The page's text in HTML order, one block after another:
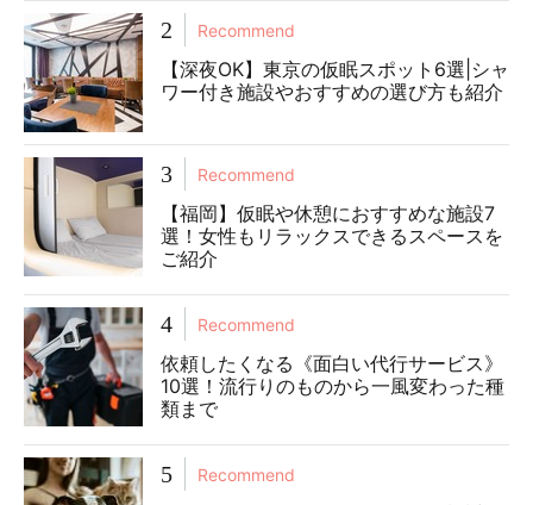
2 Recommend
【深夜OK】東京の仮眠スポット6選|シャ
ワー付き施設やおすすめの選び方も紹介
3 Recommend
【福岡】仮眠や休憩におすすめな施設7
選！女性もリラックスできるスペースを
ご紹介
4 Recommend
依頼したくなる《面白い代行サービス》
10選！流行りのものから一風変わった種
類まで
5 Recommend